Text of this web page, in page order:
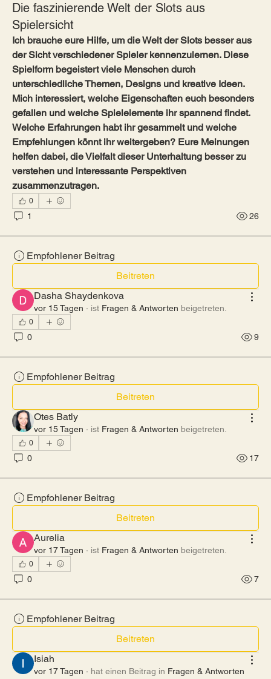
Die faszinierende Welt der Slots aus
Spielersicht
Ich brauche eure Hilfe, um die Welt der Slots besser aus
der Sicht verschiedener Spieler kennenzulernen. Diese
Spielform begeistert viele Menschen durch
unterschiedliche Themen, Designs und kreative Ideen.
Mich interessiert, welche Eigenschaften euch besonders
gefallen und welche Spielelemente ihr spannend findet.
Welche Erfahrungen habt ihr gesammelt und welche
Empfehlungen könnt ihr weitergeben? Eure Meinungen
helfen dabei, die Vielfalt dieser Unterhaltung besser zu
verstehen und interessante Perspektiven
zusammenzutragen.
0
1 26
Empfohlener Beitrag
Beitreten
Dasha Shaydenkova
vor 15 Tagen · ist Fragen & Antworten beigetreten.
0
0 9
Empfohlener Beitrag
Beitreten
Otes Batly
vor 15 Tagen · ist Fragen & Antworten beigetreten.
0
0 17
Empfohlener Beitrag
Beitreten
Aurelia
vor 17 Tagen · ist Fragen & Antworten beigetreten.
0
0 7
Empfohlener Beitrag
Beitreten
Isiah
vor 17 Tagen · hat einen Beitrag in Fragen & Antworten